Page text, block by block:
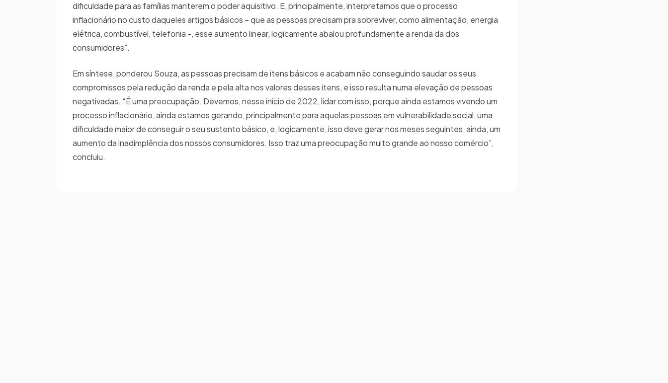
dificuldade para as famílias manterem o poder aquisitivo. E, principalmente, interpretamos que o processo
inflacionário no custo daqueles artigos básicos – que as pessoas precisam pra sobreviver, como alimentação, energia
elétrica, combustível, telefonia -, esse aumento linear, logicamente abalou profundamente a renda da dos
consumidores”.
Em síntese, ponderou Souza, as pessoas precisam de itens básicos e acabam não conseguindo saudar os seus
compromissos pela redução da renda e pela alta nos valores desses itens, e isso resulta numa elevação de pessoas
negativadas. “É uma preocupação. Devemos, nesse início de 2022, lidar com isso, porque ainda estamos vivendo um
processo inflacionário, ainda estamos gerando, principalmente para aquelas pessoas em vulnerabilidade social, uma
dificuldade maior de conseguir o seu sustento básico, e, logicamente, isso deve gerar nos meses seguintes, ainda, um
aumento da inadimplência dos nossos consumidores. Isso traz uma preocupação muito grande ao nosso comércio”,
concluiu.